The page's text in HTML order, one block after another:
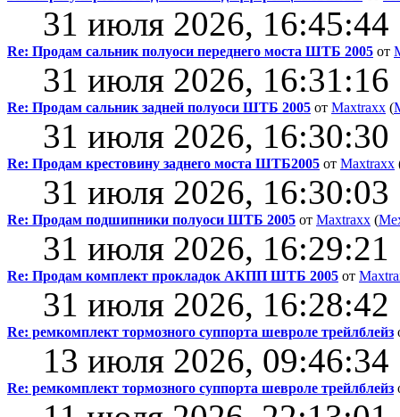
31 июля 2026, 16:45:44
Re: Продам сальник полуоси переднего моста ШТБ 2005 от
31 июля 2026, 16:31:16
Re: Продам сальник задней полуоси ШТБ 2005 от Maxtraxx (
31 июля 2026, 16:30:30
Re: Продам крестовину заднего моста ШТБ2005 от Maxtraxx
31 июля 2026, 16:30:03
Re: Продам подшипники полуоси ШТБ 2005 от Maxtraxx (
31 июля 2026, 16:29:21
Re: Продам комплект прокладок АКПП ШТБ 2005 от
31 июля 2026, 16:28:42
Re: ремкомплект тормозного суппорта шевроле трейлблейз
13 июля 2026, 09:46:34
Re: ремкомплект тормозного суппорта шевроле трейлблейз